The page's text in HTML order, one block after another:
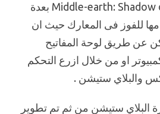
تأتى لعبة Middle-earth: Shadow of Mordor بعدة
للفوز فى المعارك حيث ان
عن طريق لوحة المفاتيح
او من خلال ازرع التحكم
والبلاي ستيشن .
البلاي ستيشن من ثم تم تطوير